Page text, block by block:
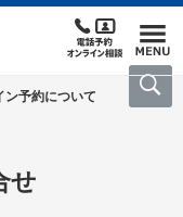
ン予約について
せ